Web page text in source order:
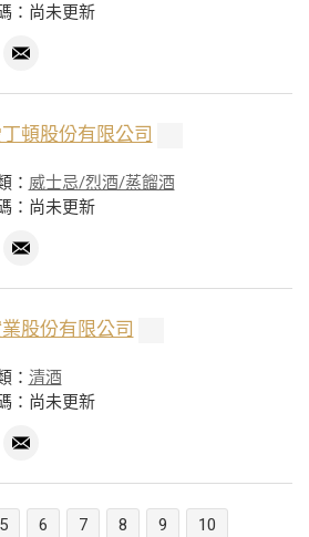
：尚未更新
頓股份有限公司
： 威士忌/烈酒/蒸餾酒
：尚未更新
股份有限公司
： 清酒
：尚未更新
5 6 7 8 9
10